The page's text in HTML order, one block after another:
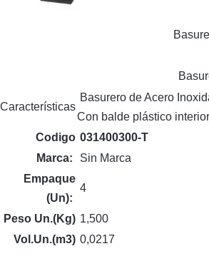
Características
Basurero de Acero
Con balde plástico
Codigo 031400300-T
Marca:
Sin Marca
Empaque
(Un):
4
Peso Un.(Kg) 1,500
Vol.Un.(m3) 0,0217